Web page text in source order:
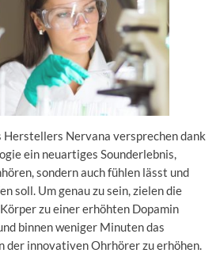
Nervana versprechen dank
ein neuartiges Sounderlebnis,
sondern auch fühlen lässt und
soll. Um genau zu sein, zielen die
zu einer erhöhten Dopamin
binnen weniger Minuten das
der innovativen Ohrhörer zu erhöhen.